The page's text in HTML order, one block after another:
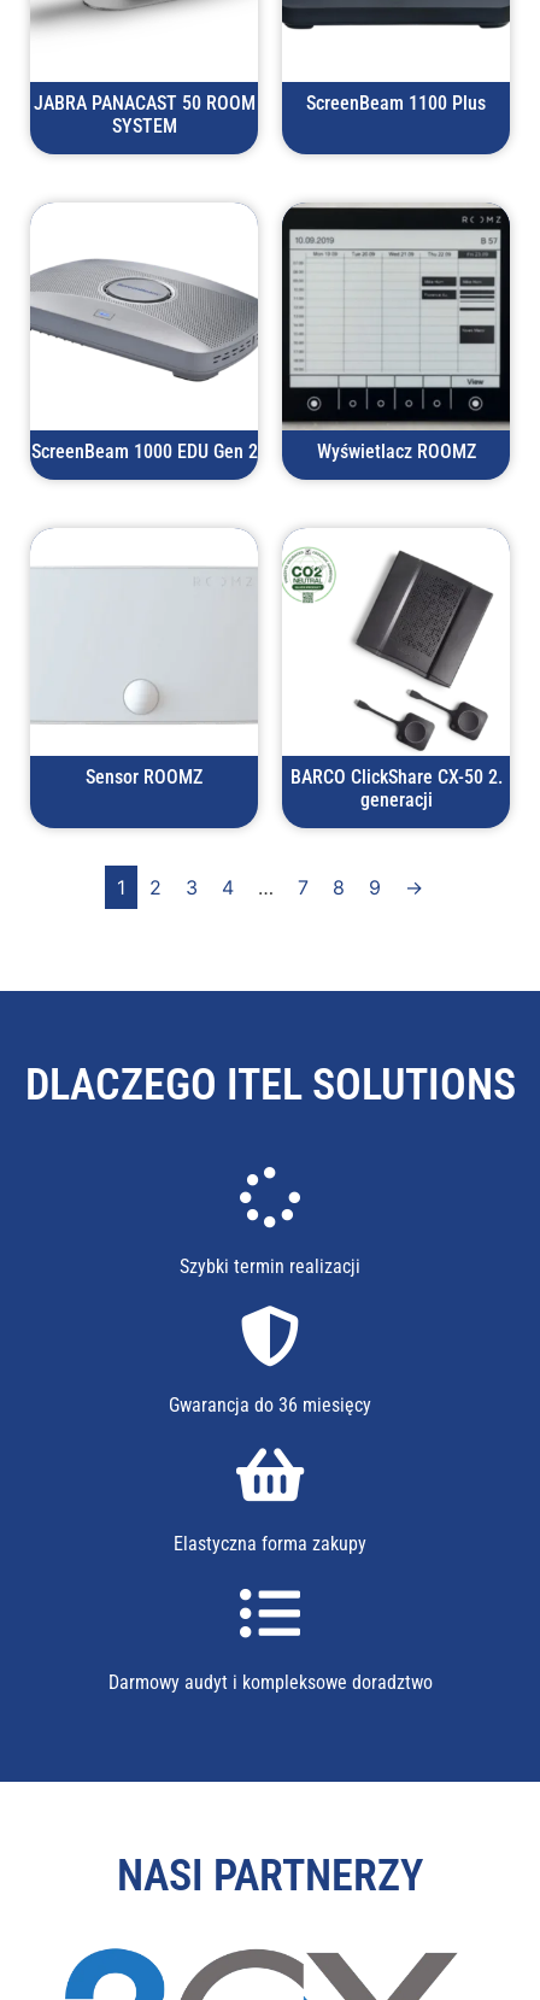
JABRA PANACAST 50 ROOM
SYSTEM
ScreenBeam 1100 Plus
ScreenBeam 1000 EDU Gen 2 Wyświetlacz ROOMZ
Sensor ROOMZ
BARCO ClickShare CX-50 2.
generacji
1 2 3 4 … 7 8 9 →
DLACZEGO ITEL SOLUTIONS
Szybki termin realizacji
Gwarancja do 36 miesięcy
Elastyczna forma zakupy
Darmowy audyt i kompleksowe doradztwo
NASI PARTNERZY